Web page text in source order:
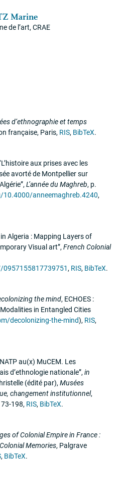
Marine
de l’art,CRAE
d’ethnographie et temps
française, Paris, RIS, BibTeX.
aux prises avec les
avorté de Montpellier sur
, L’année du Maghreb, p.
10.4000/anneemaghreb.4240,
Algeria : Mapping Layers of
Visual art”, French Colonial
, RIS, BibTeX.
the mind, ECHOES:
in Entangled Cities
decolonizing-the-mind), RIS,
au(x) MuCEM. Les
d’ethnologie nationale”, in
(édité par), Musées
changement institutionnel,
198, RIS, BibTeX.
of Colonial Empire in France :
Memories, Palgrave
, BibTeX.